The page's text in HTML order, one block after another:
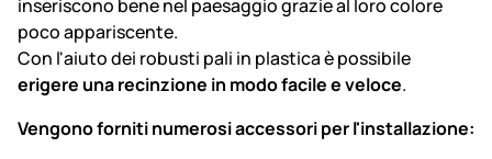
inseriscono bene nel paesaggio grazie al loro colore
poco appariscente.
Con l'aiuto dei robusti pali in plastica è possibile
erigere una recinzione in modo facile e veloce.
Vengono forniti numerosi accessori per l'installazione: